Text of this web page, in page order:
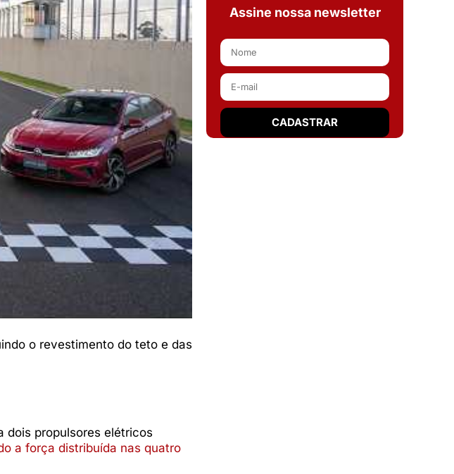
o revestimento do teto e das
dois propulsores elétricos
a força distribuída nas quatro
Assine nossa newsletter